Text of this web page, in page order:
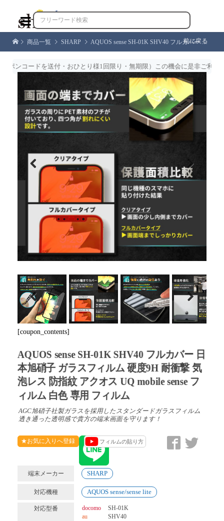

商品一覧 SHARP AQUOS sense SH-01K SHV40 フルカバー 日本旭硝子 ガラスフィルム 硬度9H 耐衝撃 気泡レス 防指紋 アクオス UQ mobile sense フィルム 白色 専用 フィルム
前に戻る
ードを送付・おひとり様1回限り・無期限）この機会に是非ご利用くださ
Previous Next
Previous Next
[coupon_contents]
AQUOS sense SH-01K SHV40 フルカバー 日
本旭硝子 ガラスフィルム 硬度9H 耐衝撃 気
泡レス 防指紋 アクオス UQ mobile sense フ
ィルム 白色 専用 フィルム
AGC旭硝子社製ガラスを採用したスタンダードガラスフィルム
透き通った透明感で貴方の端末画面を守ります！
★お気に入りへ登録 フィルムの貼り方
端末メーカー SHARP
対応機種 AQUOS sense/sense lite
対応型番 docomo
SH-01K
au
SHV40